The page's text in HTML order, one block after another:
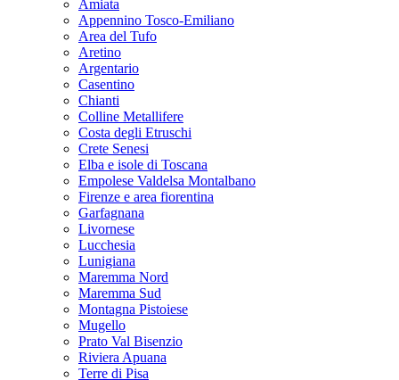
Amiata
Appennino Tosco-Emiliano
Area del Tufo
Aretino
Argentario
Casentino
Chianti
Colline Metallifere
Costa degli Etruschi
Crete Senesi
Elba e isole di Toscana
Empolese Valdelsa Montalbano
Firenze e area fiorentina
Garfagnana
Livornese
Lucchesia
Lunigiana
Maremma Nord
Maremma Sud
Montagna Pistoiese
Mugello
Prato Val Bisenzio
Riviera Apuana
Terre di Pisa